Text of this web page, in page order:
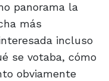
panorama la
más
incluso
se votaba, cómo
obviamente